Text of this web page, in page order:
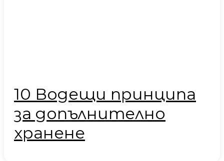
10 Водещи принципа
за допълнително
хранене